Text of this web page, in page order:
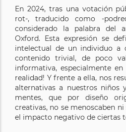
En 2024, tras una votación
rot-, traducido como -
considerado la palabra del
Oxford. Esta expresión se
intelectual de un individuo a
contenido trivial, de poco
informativa, especialmente en
realidad! Y frente a ella, nos
alternativas a nuestros niños
mentes, que por diseño
creativas, no se menoscaben
el impacto negativo de ciertas